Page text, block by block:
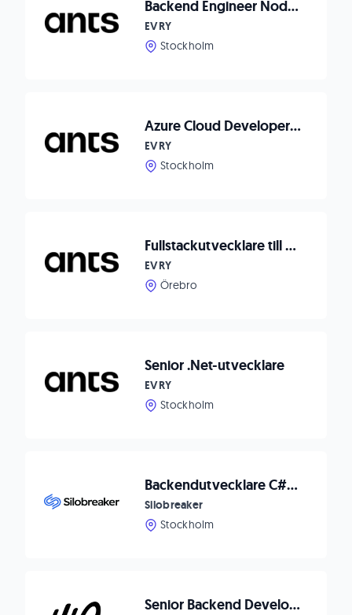
Backend Engineer Node.js to Waitwhile
EVRY
Stockholm
Azure Cloud Developer till Axema Access Control
EVRY
Stockholm
Fullstackutvecklare till Dormy
EVRY
Örebro
Senior .Net-utvecklare
EVRY
Stockholm
Backendutvecklare C#/.NET till Silobreaker
Silobreaker
Stockholm
Senior Backend Developer till Helsingborg